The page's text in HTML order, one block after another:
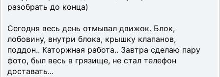
разобрать до конца)
Сегодня весь день отмывал движок. Блок,
лобовину, внутри блока, крышку клапанов,
поддон.. Каторжная работа.. Завтра сделаю пару
фото, был весь в грязище, не стал телефон
доставать...